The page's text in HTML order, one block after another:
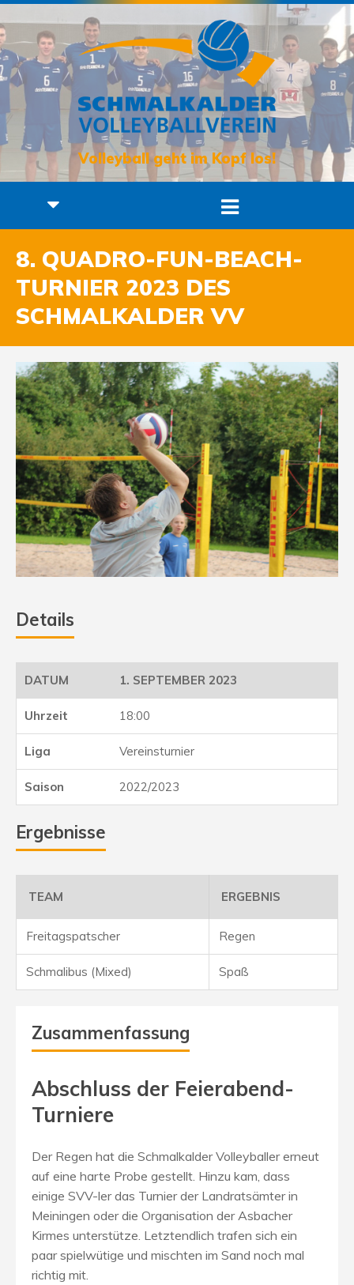
Volleyball geht im Kopf los!
8. QUADRO-FUN-BEACH-
TURNIER 2023 DES
SCHMALKALDER VV
Details
1. SEPTEMBER 2023
18:00
Vereinsturnier
2022/2023
Ergebnisse
TEAM ERGEBNIS
Freitagspatscher Regen
Schmalibus (Mixed) Spaß
Zusammenfassung
Abschluss der Feierabend-
Turniere
Der Regen hat die Schmalkalder Volleyballer erneut
auf eine harte Probe gestellt. Hinzu kam, dass
einige SVV-ler das Turnier der Landratsämter in
Meiningen oder die Organisation der Asbacher
Kirmes unterstütze. Letztendlich trafen sich ein
paar spielwütige und mischten im Sand noch mal
richtig mit.